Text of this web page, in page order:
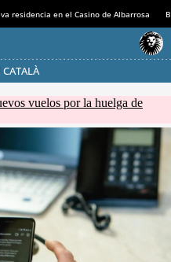
residencia en el Casino de Albarrosa
CATALÀ
vuelos por la huelga de